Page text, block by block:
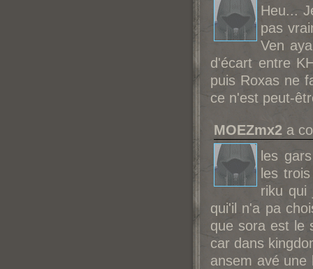
Heu...
pas
Ven
d'écart entre
puis Roxas ne
ce n'est peut-
MOEZmx2 a
les
les
riku qui
qui'il n'a pa
que sora est le
car dans
ansem avé une